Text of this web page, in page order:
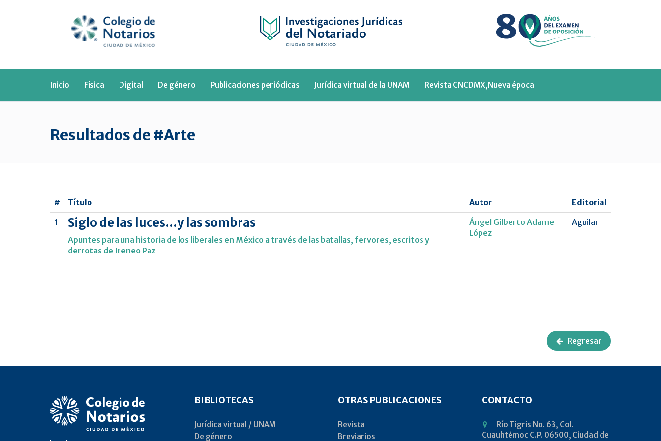
Inicio Física Digital De género Publicaciones periódicas Jurídica virtual de la UNAM Revista CNCDMX,Nueva época
Resultados de #Arte
# Título Autor
Editorial
1
Siglo de las luces…y las sombras
Apuntes para una historia de los liberales en México a través de las batallas, fervores, escritos y
derrotas de Ireneo Paz
Ángel Gilberto Adame
López
Aguilar
Regresar
BIBLIOTECAS
Jurídica virtual / UNAM
De género
OTRAS PUBLICACIONES
Revista
Breviarios
CONTACTO
Río Tigris No. 63, Col.
Cuauhtémoc C.P. 06500, Ciudad de